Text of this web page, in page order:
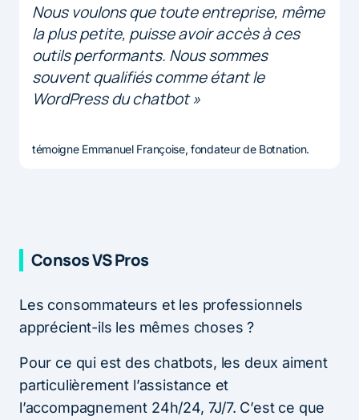
Nous voulons que toute entreprise, même
la plus petite, puisse avoir accès à ces
outils performants. Nous sommes
souvent qualifiés comme étant le
WordPress du chatbot »
témoigne Emmanuel Françoise, fondateur de Botnation.
Consos VS Pros
Les consommateurs et les professionnels
apprécient-ils les mêmes choses ?
Pour ce qui est des chatbots, les deux aiment
particulièrement l’assistance et
l’accompagnement 24h/24, 7J/7. C’est ce que